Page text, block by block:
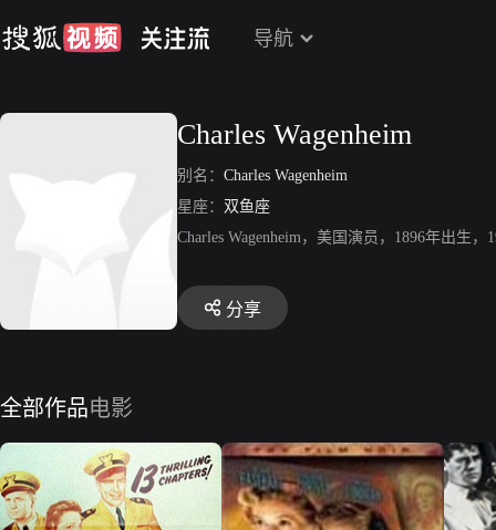
导航
Charles Wagenheim
别名： Charles Wagenheim
星座： 双鱼座
Charles Wagenheim，美国演员，1896年出生
分享
全部作品电影